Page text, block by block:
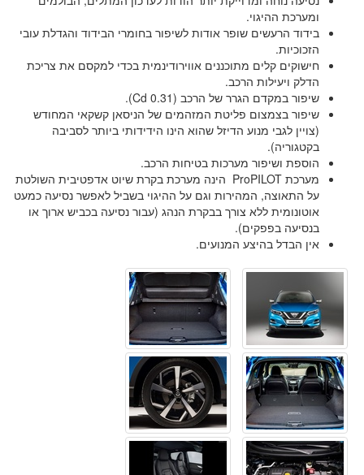
ומערכת ההיגוי.
בידוד הרעשים שופר אודות לשיפור בחומרי הבידוד והגדלת עובי
הזכוכיות.
חישוקים קלים מתוכננים אווירודינמית בכדי למקסם את צריכת
הדלק ויעילות הרכב.
שיפור במקדם הגרר של הרכב (Cd 0.31).
שיפור בצמצום פליטת המזהמים של הניסאן קשקאי המחודש
(צויין לגבי מנוע הדיזל שהוא הינו הידידותי ביותר לסביבה
בקטגוריה).
הוספת ושיפור מערכות בטיחות הרכב.
מערכת ProPILOT הינה מערכת בקרת שיוט אדפטיבית השולטת
על התאוצה, המהירות וגם על ההיגוי בשביל לאפשר נסיעה כמעט
אוטונומית ללא צורך בבקרת הנהג (עבור נסיעה בכביש ארוך או
בנסיעה בפפקים).
אין הבדל בהיצע המנועים.